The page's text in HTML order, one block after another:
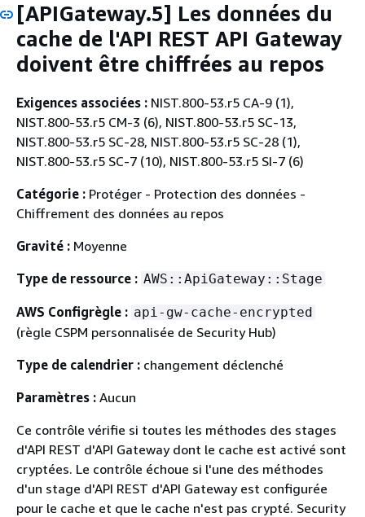
[APIGateway.5] Les données du
cache de l'API REST API Gateway
doivent être chiffrées au repos
Exigences associées : NIST.800-53.r5 CA-9 (1),
NIST.800-53.r5 CM-3 (6), NIST.800-53.r5 SC-13,
NIST.800-53.r5 SC-28, NIST.800-53.r5 SC-28 (1),
NIST.800-53.r5 SC-7 (10), NIST.800-53.r5 SI-7 (6)
Catégorie : Protéger - Protection des données -
Chiffrement des données au repos
Gravité : Moyenne
Type de ressource : AWS::ApiGateway::Stage
AWS Configrègle : api-gw-cache-encrypted
(règle CSPM personnalisée de Security Hub)
Type de calendrier : changement déclenché
Paramètres : Aucun
Ce contrôle vérifie si toutes les méthodes des stages
d'API REST d'API Gateway dont le cache est activé sont
cryptées. Le contrôle échoue si l'une des méthodes
d'un stage d'API REST d'API Gateway est configurée
pour le cache et que le cache n'est pas crypté. Security